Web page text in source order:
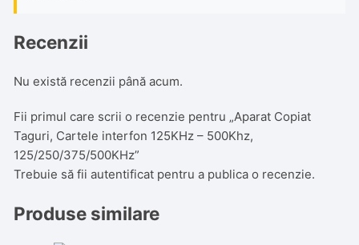
Recenzii
Nu există recenzii până acum.
Fii primul care scrii o recenzie pentru „Aparat Copiat
Taguri, Cartele interfon 125KHz – 500Khz,
125/250/375/500KHz”
Trebuie să fiiautentificat pentru a publica o recenzie.
Produse similare